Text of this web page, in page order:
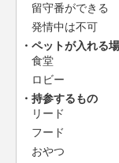
留守番ができる
発情中は不可
ペットが入れる
食堂
ロビー
持参するもの
リード
フード
おやつ